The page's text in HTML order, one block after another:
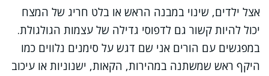
אצל ילדים, שינוי במבנה הראש או בלט חריג של המצח
יכול להיות קשור גם לדפוסי גדילה של עצמות הגולגולת.
במפגשים עם הורים אני שם דגש על סימנים נלווים כמו
היקף ראש שמשתנה במהירות, הקאות, ישנוניות או עיכוב